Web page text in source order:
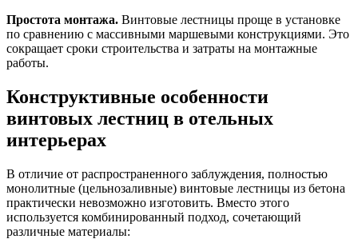
Простота монтажа. Винтовые лестницы проще в установке
по сравнению с массивными маршевыми конструкциями. Это
сокращает сроки строительства и затраты на монтажные
работы.
Конструктивные особенности
винтовых лестниц в отельных
интерьерах
В отличие от распространенного заблуждения, полностью
монолитные (цельнозаливные) винтовые лестницы из бетона
практически невозможно изготовить. Вместо этого
используется комбинированный подход, сочетающий
различные материалы: